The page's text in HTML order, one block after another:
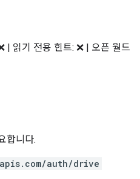
| 읽기 전용 힌트: ❌ | 오픈 월드
합니다.
auth/drive